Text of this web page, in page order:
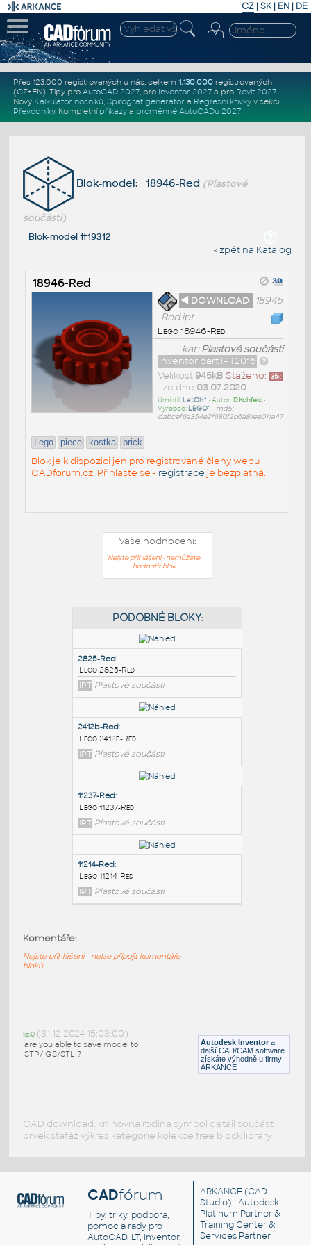
CZ | SK| EN | DE
Přes 123.000 registrovaných u nás, celkem 1.130.000registrovaných
(CZ+EN). Tipy pro AutoCAD 2027, pro Inventor 2027a pro Revit 2027.
Nový Kalkulátor nosníků, Spirograf generátor a Regresní křivkyv sekci
Převodníky. Kompletní příkazya proměnné AutoCADu 2027.
Blok-model: 18946-Red (Plastové
součásti)
Blok-model #19312
« zpět na Katalog
18946-Red
◄ DOWNLOAD
18946
-Red.ipt
Lego 18946-Red
kat:Plastové součásti
Inventor part IPT2016
Staženo: 35x
Velikost 945kB
• ze dne 03.07.2020
Umístil: LatCh^ • Autor: D.Kohfeld•
Výrobce: LEGO^ • md5:
dabcef6a354e2f680f2b6a81ee011a47
Lego piece kostka brick
Blok je k dispozici jen pro registrované členy webu
CADforum.cz. Přihlaste se - registrace je bezplatná.
Vaše hodnocení:
Nejste přihlášeni - nemůžete
hodnotit blok
Lego 2825-Red
IPT Plastové součásti
2412b-Red:
Lego 2412b-Red
IPT
Plastové součásti
Lego 11214-Red
IPT Plastové součásti
Autodesk Inventor a
další CAD/CAM software
získáte výhodně u firmy
ARKANCE
Komentáře:
Nejste přihlášeni - nelze připojit komentáře
bloků
lizi0 (31.12.2024 15:03:00)
are you able to save model to
STP/IGS/STL ?
CAD download: knihovna rodina symbol detail součást
prvek stafáž výkres kategorie kolekce free block library
CADfórum
Tipy, triky, podpora,
pomoc a rady pro
AutoCAD, LT, Inventor,
ARKANCE (CAD
Studio) - Autodesk
Platinum Partner &
Training Center &
Services Partner